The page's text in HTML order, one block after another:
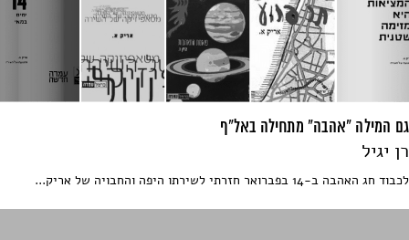
גם המילה "אהבה" מתחילה באל"ף
רן יגיל
לכבוד חג האהבה ב-14 בפברואר חזרתי לשירתו היפה והחבויה של אריק...